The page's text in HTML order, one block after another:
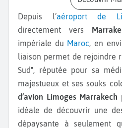
Depuis l’aéroport de
directement vers
impériale du Maroc, en
liaison permet de rejoindre
Sud", réputée pour sa
majestueux et ses souks
d’avion Limoges Marrakech
idéale de découvrir une
dépaysante à seulement